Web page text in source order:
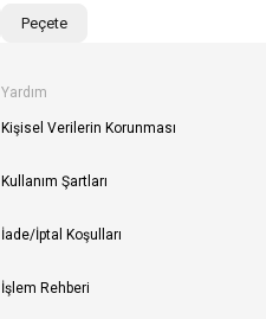
Peçete
Yardım
Kişisel Verilerin Korunması
Kullanım Şartları
İade/İptal Koşulları
İşlem Rehberi